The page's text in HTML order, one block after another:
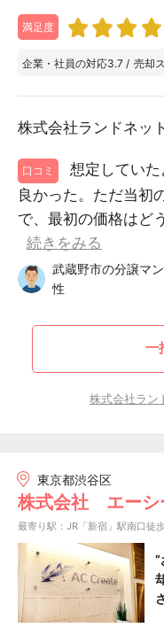
満足度
企業・社員の対応3.7 / 売却
株式会社ランドネッ
口コミ
想定してい
良かった。ただ当初
で、最初の価格はど
続きをみる
武蔵野市の分譲マ
性
一
株式会社ラン
東京都渋谷区
株式会社 エーシ
最寄り駅：JR「新宿」駅南口徒